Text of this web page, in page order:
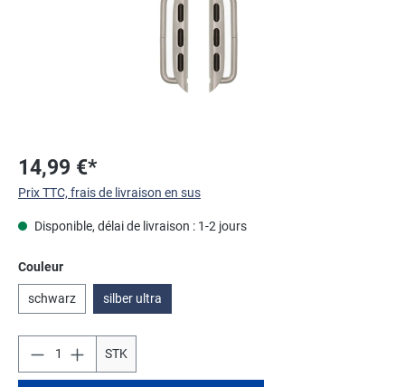
14,99 €*
Prix TTC, frais de livraison en sus
Disponible, délai de livraison : 1-2 jours
Sélectionnez
Couleur
schwarz silber ultra
STK